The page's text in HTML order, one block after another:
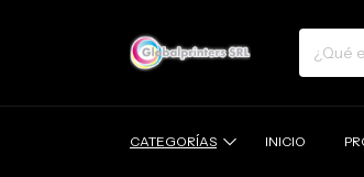
CATEGORÍAS INICIO